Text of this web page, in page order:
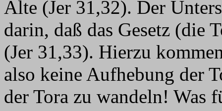
Alte (Jer 31,32). Der
darin, daß das Gesetz (die
(Jer 31,33). Hierzu
also keine Aufhebung der
der Tora zu wandeln! Was